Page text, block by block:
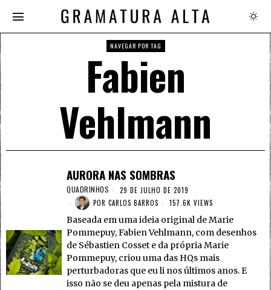
NAVEGAR POR TAG
Fabien
Vehlmann
AURORA NAS SOMBRAS
QUADRINHOS
29 DE JULHO DE 2019
POR CARLOS BARROS 157.6K VIEWS
Baseada em uma ideia original de Marie
Pommepuy, Fabien Vehlmann, com desenhos
de Sébastien Cosset e da própria Marie
Pommepuy, criou uma das HQs mais
perturbadoras que eu li nos últimos anos. E
isso não se deu apenas pela mistura de